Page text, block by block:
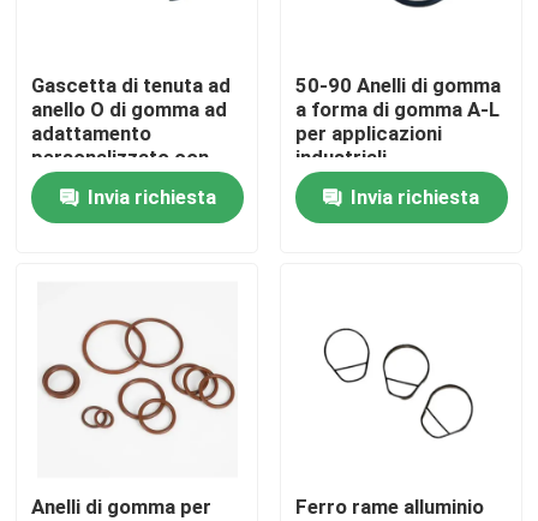
guarnizione di gomma
Guarnizione rotatoria
Guarnizione del cambio
Sigillo dell'olio di motore
Anelli O personalizzati
Gascetta di tenuta ad
anello O di gomma ad
adattamento
personalizzato con
allungamento 200-
400% Invia richiesta
50-90 Anelli di gomma
a forma di gomma A-L
per applicazioni
industriali
Invia richiesta
Anelli di gomma per
Ferro rame alluminio